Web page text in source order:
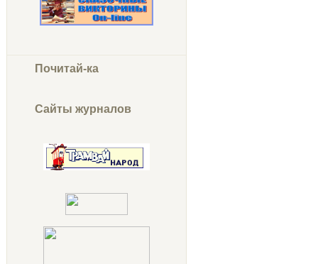
Почитай-ка
Сайты журналов